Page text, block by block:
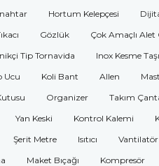
Hortum Kelepçesi
Gözlük Çok Amaçlı Alet
Tip Tornavida
Inox Kesme Taşı
Ucu
Koli Bant Allen
Organizer Takım
Yan Keski Kontrol Kalemi
Şerit Metre Isıtıcı Vantilatör
Maket Bıçağı Kompresör